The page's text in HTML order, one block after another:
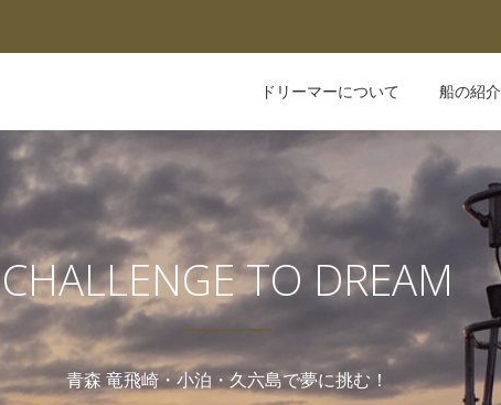
ドリーマーについて 船の紹介
CHALLENGE TO DREAM
青森 竜飛崎・小泊・久六島で夢に挑む！